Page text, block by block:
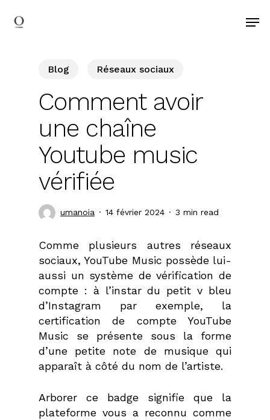
Blog Réseaux sociaux
Comment avoir
une chaîne
Youtube music
vérifiée
umanoia 14 février 2024 3 min read
Comme plusieurs autres réseaux
sociaux, YouTube Music possède lui-
aussi un système de vérification de
compte : à l’instar du petit v bleu
d’Instagram par exemple, la
certification de compte YouTube
Music se présente sous la forme
d’une petite note de musique qui
apparaît à côté du nom de l’artiste.
Arborer ce badge signifie que la
plateforme vous a reconnu comme